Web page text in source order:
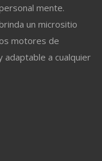
mente.
un micrositio
motores de
a cualquier